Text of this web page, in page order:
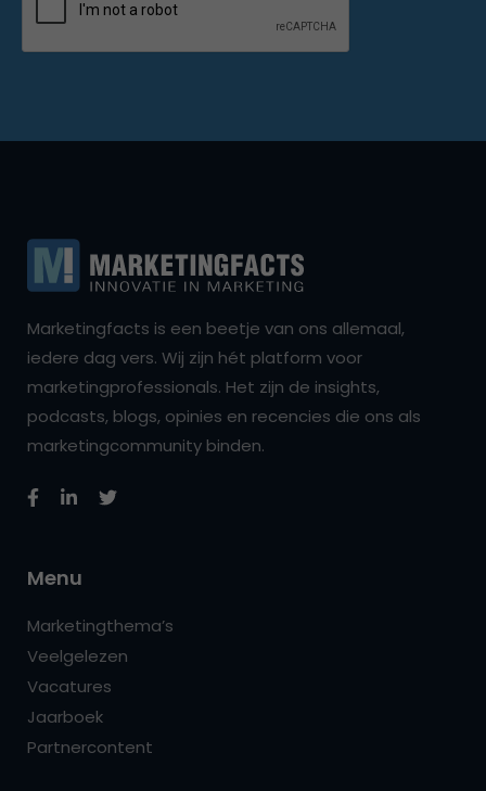
Marketingfacts is een beetje van ons allemaal,
iedere dag vers. Wij zijn hét platform voor
marketingprofessionals. Het zijn de insights,
podcasts, blogs, opinies en recencies die ons als
marketingcommunity binden.
Menu
Marketingthema’s
Veelgelezen
Vacatures
Jaarboek
Partnercontent